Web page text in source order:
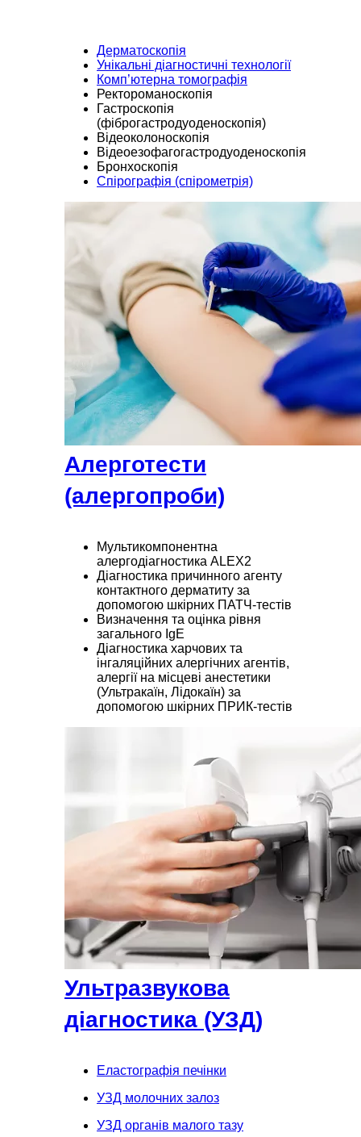
Дерматоскопія
Унікальні діагностичні технології
Комп’ютерна томографія
Ректороманоскопiя
Гастроскопія
(фіброгастродуоденоскопія)
Відеоколоноскопія
Відеоезофагогастродуоденоскопія
Бронхоскопія
Спірографія (cпірометрія)
Алерготести
(алергопроби)
Мультикомпонентна
алергодіагностика ALEX2
Діагностика причинного агенту
контактного дерматиту за
допомогою шкірних ПАТЧ-тестів
Визначення та оцінка рівня
загального IgE
Діагностика харчових та
інгаляційних алергічних агентів,
алергії на місцеві анестетики
(Ультракаїн, Лідокаїн) за
допомогою шкірних ПРИК-тестів
Ультразвукова
діагностика (УЗД)
Еластографія печінки
УЗД молочних залоз
УЗД органів малого тазу